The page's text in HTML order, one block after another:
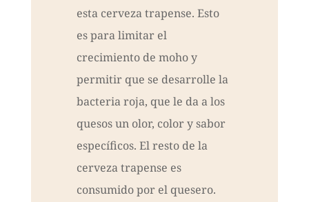
esta cerveza trapense. Esto
es para limitar el
crecimiento de moho y
permitir que se desarrolle la
bacteria roja, que le da a los
quesos un olor, color y sabor
específicos. El resto de la
cerveza trapense es
consumido por el quesero.